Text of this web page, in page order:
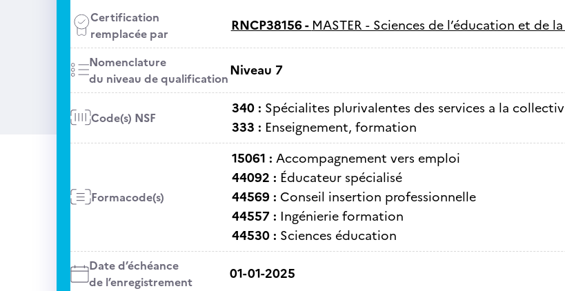
Certification
remplacée par
RNCP38156 - MASTER - Sciences de l’éducation et de
Nomenclature
du niveau de qualificationNiveau 7
Code(s) NSF
340 : Spécialites plurivalentes des services a la
333 : Enseignement, formation
Formacode(s)
15061 : Accompagnement vers emploi
44092 : Éducateur spécialisé
44569 : Conseil insertion professionnelle
44557 : Ingénierie formation
44530 : Sciences éducation
Date d’échéance
de l’enregistrement
01-01-2025